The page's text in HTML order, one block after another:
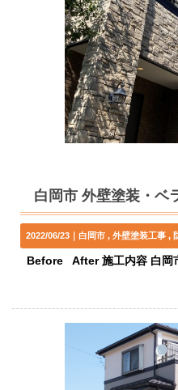
白岡市 外壁塗装・
2022/06/23｜白岡市 外壁塗装工事
Before After 施工内容 白岡